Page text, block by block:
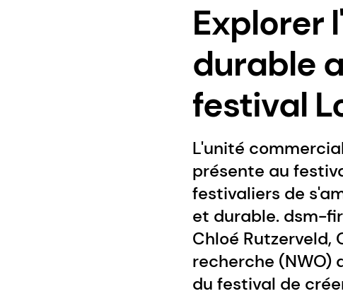
Explorer
durable
festival
L'unité
présente au
festivaliers de
et durable. dsm-
Chloé Rutzerveld,
recherche (NWO)
du festival de